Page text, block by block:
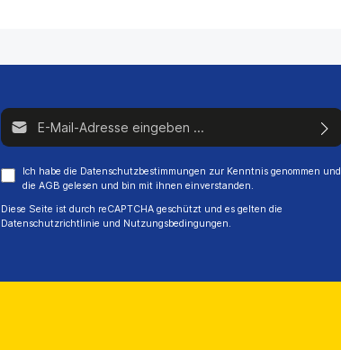
E-Mail-Adresse*
Ich habe die Datenschutzbestimmungen zur Kenntnis genommen und
die AGB gelesen und bin mit ihnen einverstanden.
Diese Seite ist durch reCAPTCHA geschützt und es gelten die
Datenschutzrichtlinie und Nutzungsbedingungen.